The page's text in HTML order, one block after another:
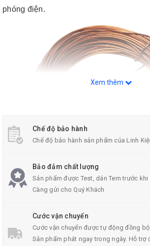
phóng điện.
Dây Bọc Đồng Cách
Thông Số Kĩ Thuật:
Dây được bọc lớp Emay cách điện
Xem thêm
Chế độ bảo hành
Chế độ bảo hành sản phẩm của Linh
Bảo đảm chất lượng
Sản phẩm được Test, dán Tem trước
Càng gửi cho Quý Khách
Cước vận chuyển
Cước vận chuyển được tự động đồng
Sản phẩm phát ngay trong ngày. Hỗ trợ